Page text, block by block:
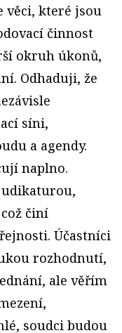
věci, které jsou
činnost
okruh úkonů,
Odhaduji, že
síni,
a agendy.
naplno.
činí
Účastníci
rozhodnutí,
ale věřím
soudci budou